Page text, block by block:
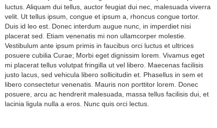
luctus. Aliquam dui tellus, auctor feugiat dui nec, malesuada viverra
velit. Ut tellus ipsum, congue et ipsum a, rhoncus congue tortor.
Duis id leo est. Donec interdum augue nunc, in imperdiet nisi
placerat sed. Etiam venenatis mi non ullamcorper molestie.
Vestibulum ante ipsum primis in faucibus orci luctus et ultrices
posuere cubilia Curae; Morbi eget dignissim lorem. Vivamus eget
mi placerat tellus volutpat fringilla ut vel libero. Maecenas facilisis
justo lacus, sed vehicula libero sollicitudin et. Phasellus in sem et
libero consectetur venenatis. Mauris non porttitor lorem. Donec
posuere, arcu ac hendrerit malesuada, massa tellus facilisis dui, et
lacinia ligula nulla a eros. Nunc quis orci lectus.